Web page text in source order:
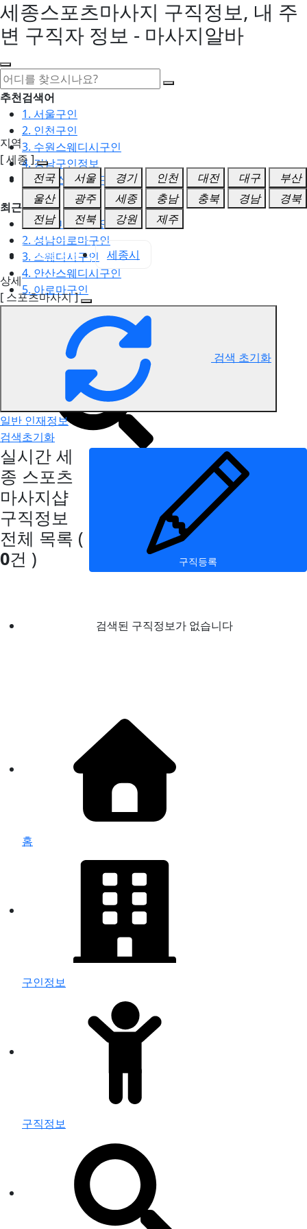
세종스포츠마사지 구직정보, 내 주
변 구직자 정보 - 마사지알바
추천검색어
1. 서울구인
2. 인천구인
3. 수원스웨디시구인
4. 강남구인정보
5. 동탄스웨디시구인
최근검색어
1. 일산마사지구인
2. 성남아로마구인
3. 스웨디시구인
4. 안산스웨디시구인
5. 아로마구인
세종 스포츠마사지 구직정보
지역
[ 세종 ]
전국
서울 경기 인천 대전 대구
부산
울산
광주 세종 충남 충북 경남
경북
전남
전북 강원 제주
세종 전체
세종시
상세
[ 스포츠마사지 ]
검색 초기화
일반 인재정보
검색초기화
실시간 세
종 스포츠
마사지샵
구직정보
전체 목록 (
0건 ) 구직등록
검색된 구직정보가 없습니다
홈
구인정보
구직정보